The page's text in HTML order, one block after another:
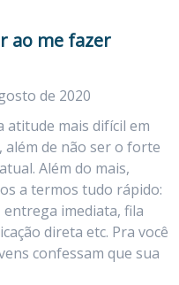
ao me fazer
de 2020
atitude mais difícil em
além de não ser o forte
Além do mais,
a termos tudo rápido:
imediata, fila
direta etc. Pra você
confessam que sua